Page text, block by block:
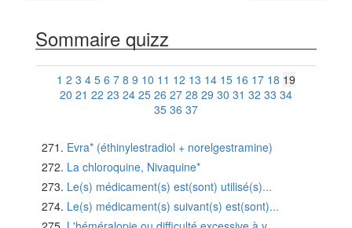
Sommaire quizz
1 2 3 4 5 6 7 8 9 10 11 12 13 14 15 16 17 18 19
20 21 22 23 24 25 26 27 28 29 30 31 32 33 34
35 36 37
Evra* (éthinylestradiol + norelgestramine)
La chloroquine, Nivaquine*
Le(s) médicament(s) est(sont) utilisé(s)...
Le(s) médicament(s) suivant(s) est(sont)...